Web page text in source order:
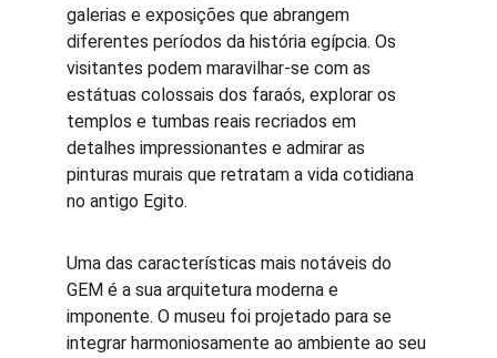
galerias e exposições que abrangem
diferentes períodos da história egípcia. Os
visitantes podem maravilhar-se com as
estátuas colossais dos faraós, explorar os
templos e tumbas reais recriados em
detalhes impressionantes e admirar as
pinturas murais que retratam a vida cotidiana
no antigo Egito.
Uma das características mais notáveis do
GEM é a sua arquitetura moderna e
imponente. O museu foi projetado para se
integrar harmoniosamente ao ambiente ao seu